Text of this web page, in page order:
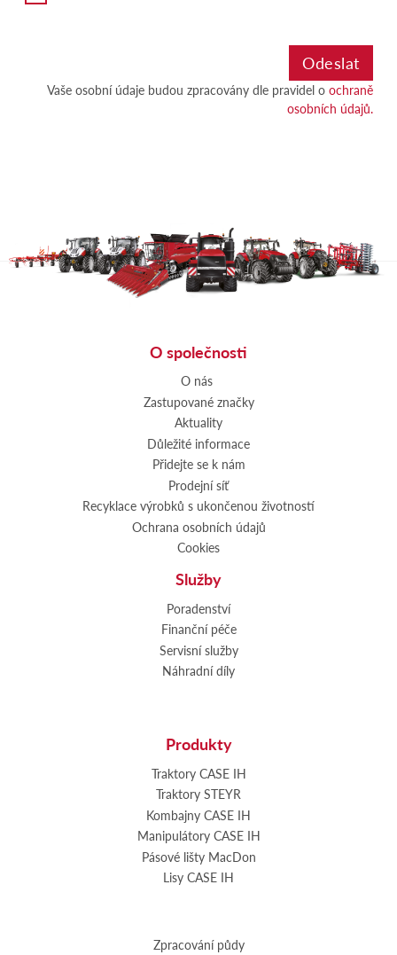
Vaše osobní údaje budou zpracovány dle pravidel o ochraně
osobních údajů.
O společnosti
O nás
Zastupované značky
Aktuality
Důležité informace
Přidejte se k nám
Prodejní síť
Recyklace výrobků s ukončenou životností
Ochrana osobních údajů
Cookies
Služby
Poradenství
Finanční péče
Servisní služby
Náhradní díly
Produkty
Traktory CASE IH
Traktory STEYR
Kombajny CASE IH
Manipulátory CASE IH
Pásové lišty MacDon
Lisy CASE IH
Zpracování půdy